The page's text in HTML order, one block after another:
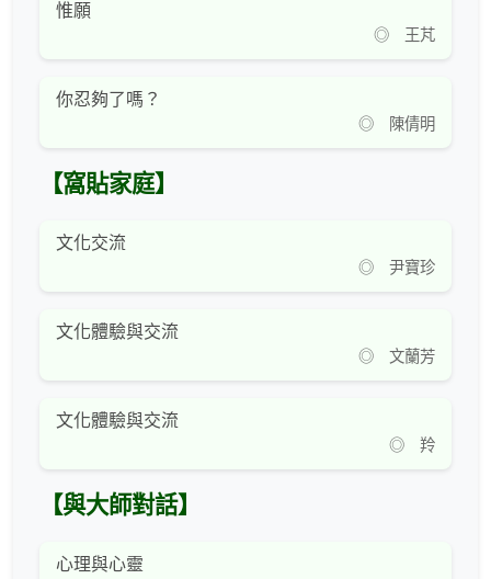
惟願
◎ 王芃
你忍夠了嗎？
◎ 陳倩明
【窩貼家庭】
文化交流
◎ 尹寶珍
文化體驗與交流
◎ 文蘭芳
文化體驗與交流
◎ 羚
【與大師對話】
心理與心靈